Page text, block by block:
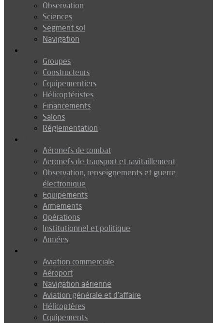
Observation
Sciences
Segment sol
Navigation
Groupes
Constructeurs
Equipementiers
Hélicoptéristes
Financements
Salons
Réglementation
Aéronefs de combat
Aeronefs de transport et ravitaillement
Observation, renseignements et guerre
électronique
Equipements
Armements
Opérations
Institutionnel et politique
Armées
Aviation commerciale
Aéroport
Navigation aérienne
Aviation générale et d’affaire
Hélicoptères
Equipements